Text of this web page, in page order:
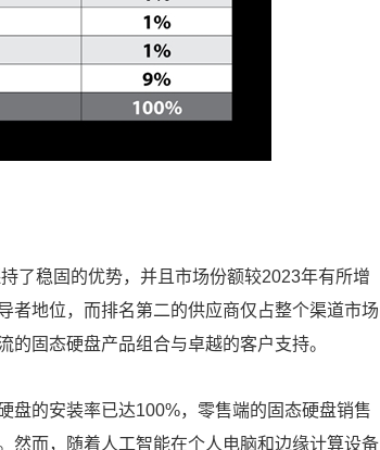
了稳固的优势，并且市场份额较2023年有所增
者地位，而排名第二的供应商仅占整个渠道市场
固态硬盘产品组合与卓越的客户支持。
盘的安装率已达100%，零售端的固态硬盘销售
然而，随着人工智能在个人电脑和边缘计算设备